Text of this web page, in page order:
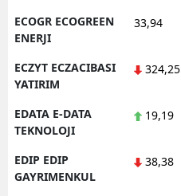
ECOGR ECOGREEN
ENERJI
33,94
ECZYT ECZACIBASI
YATIRIM
324,25
EDATA E-DATA
TEKNOLOJI
19,19
EDIP EDIP
GAYRIMENKUL
38,38